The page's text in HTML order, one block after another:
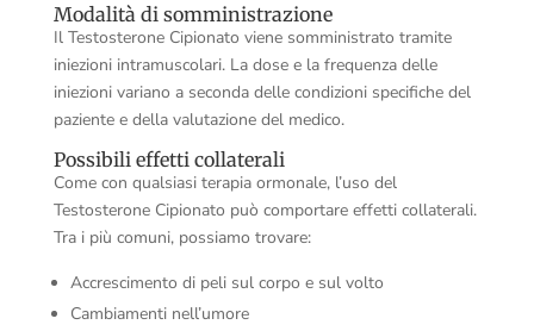
Modalità di somministrazione
Il Testosterone Cipionato viene somministrato tramite
iniezioni intramuscolari. La dose e la frequenza delle
iniezioni variano a seconda delle condizioni specifiche del
paziente e della valutazione del medico.
Possibili effetti collaterali
Come con qualsiasi terapia ormonale, l’uso del
Testosterone Cipionato può comportare effetti collaterali.
Tra i più comuni, possiamo trovare:
Accrescimento di peli sul corpo e sul volto
Cambiamenti nell’umore